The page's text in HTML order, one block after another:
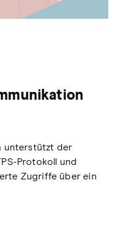
unterstützt der
Protokoll und
Zugriffe über ein